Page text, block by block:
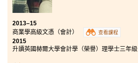
2013–15
商業學高級文憑（會計）
查看課程
2015
升讀英國赫爾大學會計學（榮譽）理學士三年級